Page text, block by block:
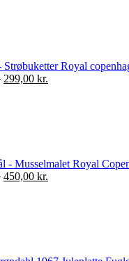
Strøbuketter Royal
Den
299,00 kr.
- Musselmalet Royal
Den
450,00 kr.